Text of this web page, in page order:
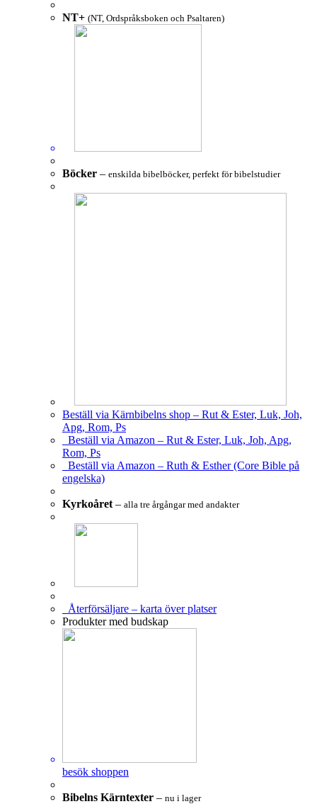
NT+ (NT, Ordspråksboken och Psaltaren)
Böcker – enskilda bibelböcker, perfekt för bibelstudier
Beställ via Kärnbibelns shop – Rut & Ester, Luk, Joh,
Apg, Rom, Ps
Beställ via Amazon – Rut & Ester, Luk, Joh, Apg,
Rom, Ps
Beställ via Amazon – Ruth & Esther (Core Bible på
engelska)
Kyrkoåret – alla tre årgångar med andakter
Återförsäljare – karta över platser
Produkter med budskap
besök shoppen
Bibelns Kärntexter – nu i lager